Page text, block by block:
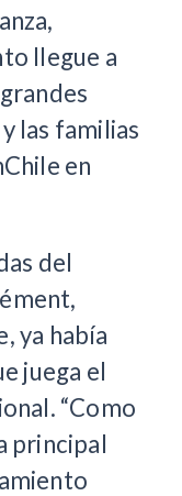
llegue a
las familias
en
del
ya había
juega el
“Como
principal